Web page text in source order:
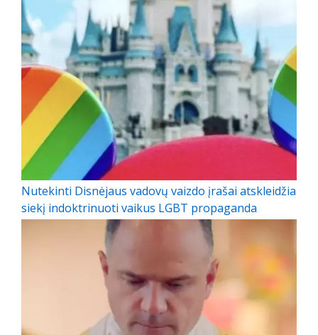
Nutekinti Disnėjaus vadovų vaizdo įrašai atskleidžia
siekį indoktrinuoti vaikus LGBT propaganda